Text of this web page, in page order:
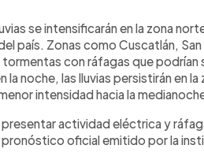
se intensificarán en la zona
país. Zonas como Cuscatlán, San
con ráfagas que podrían
la noche, las lluvias persistirán en
intensidad hacia la
presentar actividad eléctrica y
oficial emitido por la